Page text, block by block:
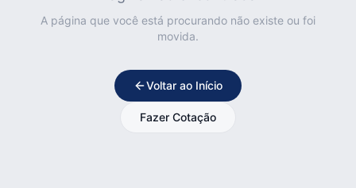
A página que você está procurando não existe ou foi
movida.
Voltar ao Início
Fazer Cotação